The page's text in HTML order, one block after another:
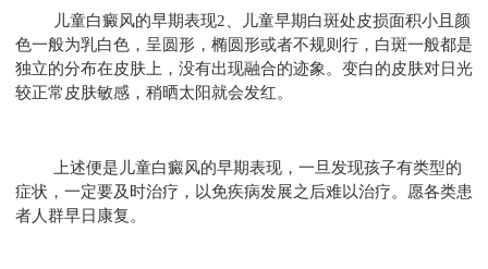
儿童白癜风的早期表现2、儿童早期白斑处皮损面积小且颜
色一般为乳白色，呈圆形，椭圆形或者不规则行，白斑一般都是
独立的分布在皮肤上，没有出现融合的迹象。变白的皮肤对日光
较正常皮肤敏感，稍晒太阳就会发红。
上述便是儿童白癜风的早期表现，一旦发现孩子有类型的
症状，一定要及时治疗，以免疾病发展之后难以治疗。愿各类患
者人群早日康复。